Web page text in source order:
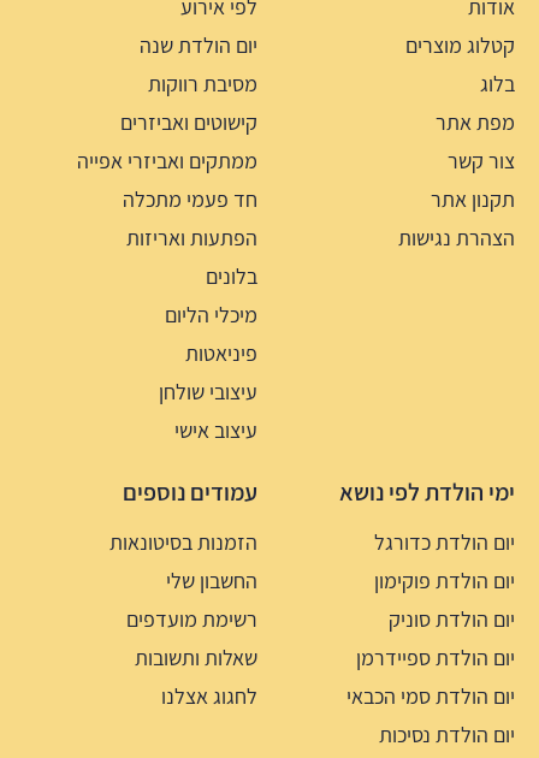
אודות
קטלוג מוצרים
בלוג
מפת אתר
צור קשר
תקנון אתר
הצהרת נגישות
לפי אירוע
יום הולדת שנה
מסיבת רווקות
קישוטים ואביזרים
ממתקים ואביזרי אפייה
חד פעמי מתכלה
הפתעות ואריזות
בלונים
מיכלי הליום
פיניאטות
עיצובי שולחן
עיצוב אישי
ימי הולדת לפי נושא
יום הולדת כדורגל
יום הולדת פוקימון
יום הולדת סוניק
יום הולדת ספיידרמן
יום הולדת סמי הכבאי
יום הולדת נסיכות
עמודים נוספים
הזמנות בסיטונאות
החשבון שלי
רשימת מועדפים
שאלות ותשובות
לחגוג אצלנו